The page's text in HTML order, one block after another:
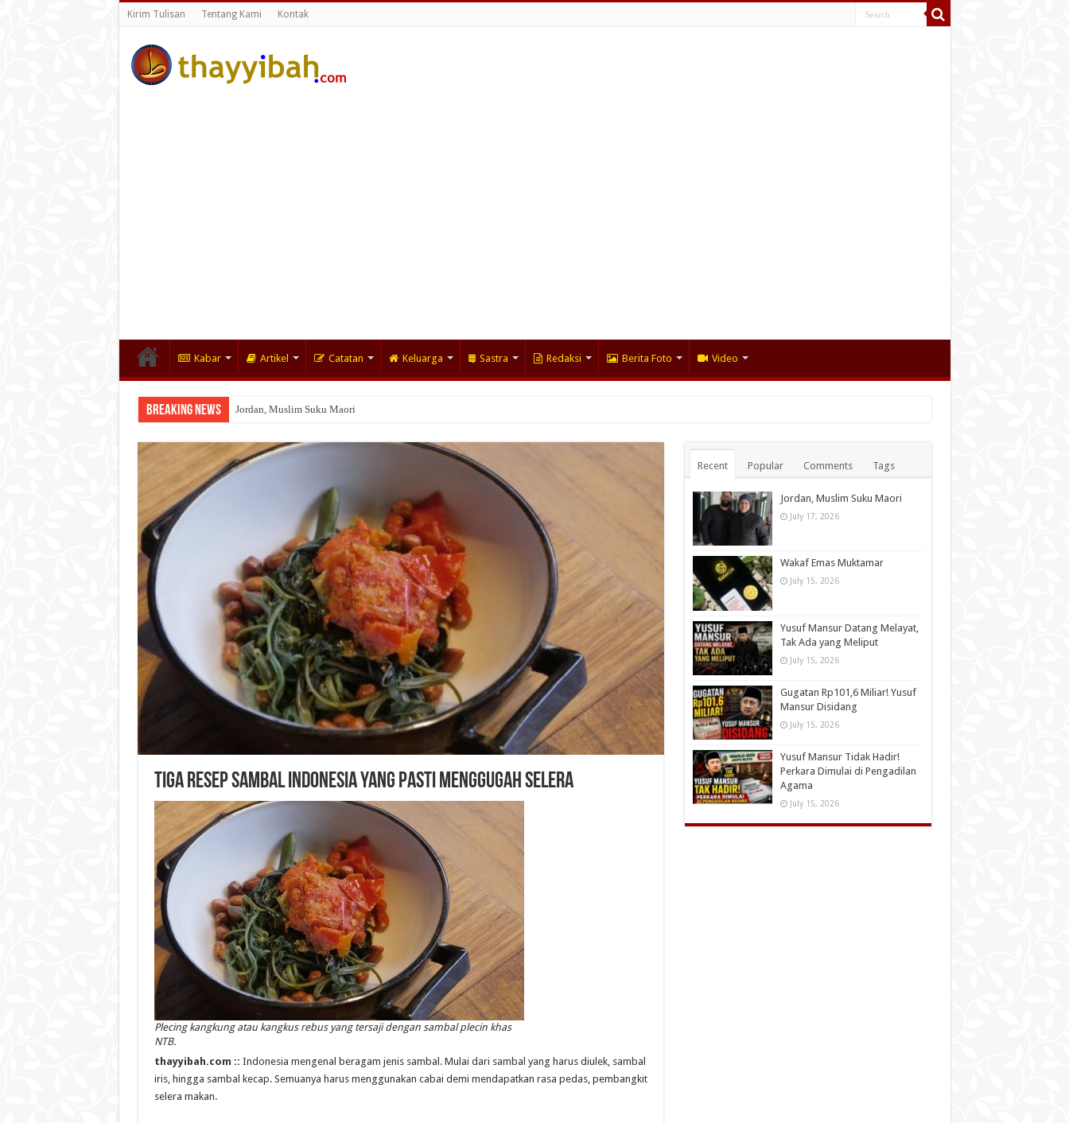
Kirim Tulisan Tentang Kami Kontak
Kabar Artikel Catatan Keluarga Sastra Redaksi Berita Foto Video
Breaking News Jordan, Muslim Suku Maori
Wakaf Emas Muktamar
Tiga Resep Sambal Indonesia yang Pasti Menggugah Selera
Plecing kangkung atau kangkus rebus yang tersaji dengan sambal plecin khas
NTB.
thayyibah.com :: Indonesia mengenal beragam jenis sambal. Mulai dari sambal yang harus diulek, sambal
iris, hingga sambal kecap. Semuanya harus menggunakan cabai demi mendapatkan rasa pedas, pembangkit
selera makan.
Recent Popular Comments Tags
Jordan, Muslim Suku Maori
July 17, 2026
Wakaf Emas Muktamar
July 15, 2026
Yusuf Mansur Datang Melayat,
Tak Ada yang Meliput
July 15, 2026
Gugatan Rp101,6 Miliar! Yusuf
Mansur Disidang
July 15, 2026
Yusuf Mansur Tidak Hadir!
Perkara Dimulai di Pengadilan
Agama
July 15, 2026